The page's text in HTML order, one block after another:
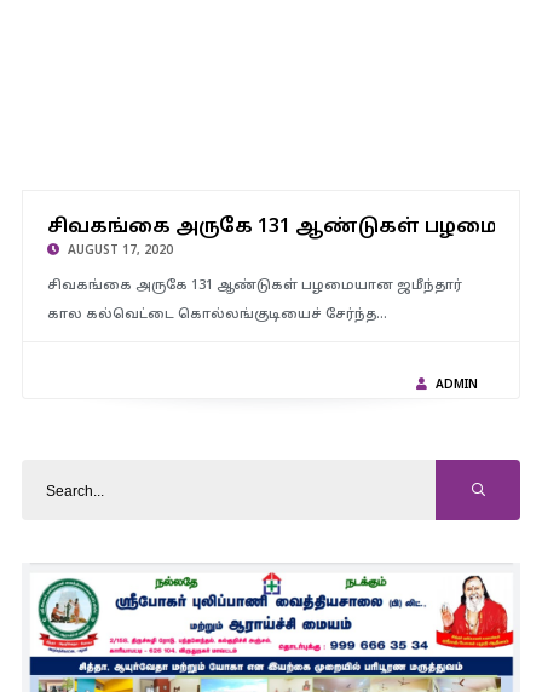
சிவகங்கை அருகே 131 ஆண்டுகள் பழமையான ஜமீந்தார் கால
கல்வெட்டு கண்டுபிடிப்பு..!
சிவகங்கை அருகே 131 ஆண்டுகள்
AUGUST 17, 2020
சிவகங்கை அருகே 131 ஆண்டுகள் பழமையான ஜமீந்தார்
கால கல்வெட்டை கொல்லங்குடியைச் சேர்ந்த…
ADMIN